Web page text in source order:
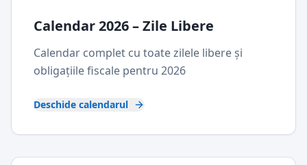
Calendar 2026 – Zile Libere
Calendar complet cu toate zilele libere și
obligațiile fiscale pentru 2026
Deschide calendarul